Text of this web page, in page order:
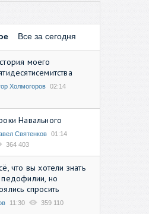
Все за сегодня
моего
Холмогоров 02:14
Навального
Святенков 01:14
364 403
что вы хотели знать
но
спросить
11:30 359 110